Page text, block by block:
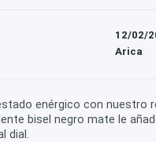
12/02/
Arica
enérgico con nuestro
bisel negro mate le
dial.